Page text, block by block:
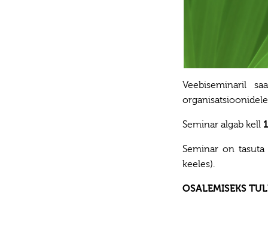
Veebiseminaril
Seminar algab kell
Seminar on
keeles).
OSALEMISEKS